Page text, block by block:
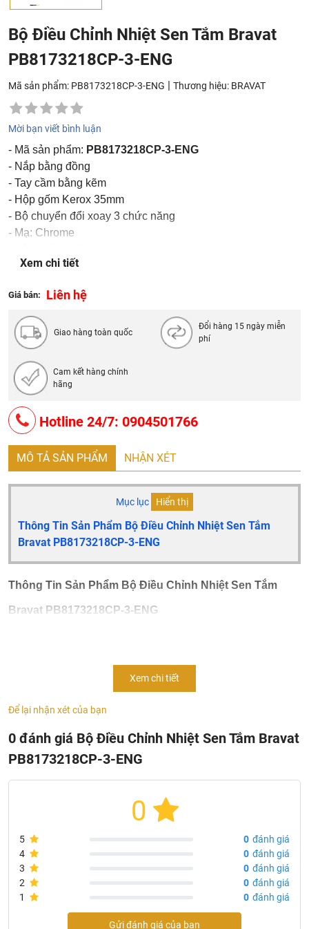
Bộ Điều Chỉnh Nhiệt Sen Tắm Bravat
PB8173218CP-3-ENG
Mã sản phẩm: PB8173218CP-3-ENG | Thương hiệu: BRAVAT
Mời bạn viết bình luận
- Mã sản phẩm: PB8173218CP-3-ENG
- Nắp bằng đồng
- Tay cầm bằng kẽm
- Hộp gốm Kerox 35mm
- Bộ chuyển đổi xoay 3 chức năng
- Mạ: Chrome
- Thương hiệu: Bravat
Xem chi tiết
Giá bán: Liên hệ
Giao hàng toàn quốc
Đổi hàng 15 ngày miễn
phí
Cam kết hàng chính
hãng
Hotline 24/7: 0904501766
MÔ TẢ SẢN PHẨM NHẬN XÉT
Mục lục Hiển thị
Thông Tin Sản Phẩm Bộ Điều Chỉnh Nhiệt Sen Tắm
Bravat PB8173218CP-3-ENG
Thông Tin Sản Phẩm Bộ Điều Chỉnh Nhiệt Sen Tắm
Bravat PB8173218CP-3-ENG
- Mạ: Chrome
- Sản xuất tại: Trung Quốc
- Thương hiệu: Bravat
Xem chi tiết
Để lại nhận xét của bạn
0 đánh giá Bộ Điều Chỉnh Nhiệt Sen Tắm Bravat
PB8173218CP-3-ENG
0
5 0 đánh giá
4
0 đánh giá
3
0 đánh giá
2
0 đánh giá
1
0 đánh giá
Gửi đánh giá của bạn